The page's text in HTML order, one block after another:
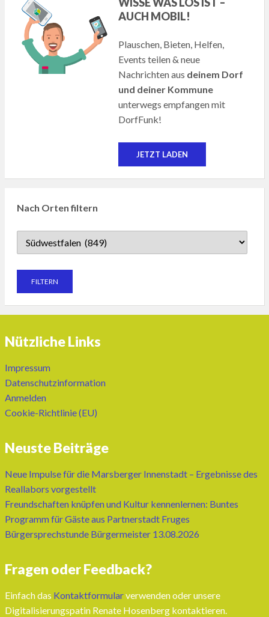
AUCH MOBIL!
Plauschen, Bieten, Helfen,
Events teilen & neue
Nachrichten aus deinem Dorf
und deiner Kommune
unterwegs empfangen mit
DorfFunk!
JETZT LADEN
Nach Orten filtern
Nützliche Links
Impressum
Datenschutzinformation
Anmelden
Cookie-Richtlinie (EU)
Neuste Beiträge
Neue Impulse für die Marsberger Innenstadt – Ergebnisse des
Reallabors vorgestellt
Freundschaften knüpfen und Kultur kennenlernen: Buntes
Programm für Gäste aus Partnerstadt Fruges
Bürgersprechstunde Bürgermeister 13.08.2026
Fragen oder Feedback?
Einfach das Kontaktformularverwenden oder unsere
Digitalisierungspatin Renate Hosenberg kontaktieren.